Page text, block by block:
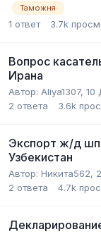
Таможня
1 ответ 3.7k
Вопрос
Ирана
Автор: Aliya1307, 10
2 ответа 3.6k
Экспорт ж/д
Узбекистан
Автор: Никита562,
2 ответа 4.7k